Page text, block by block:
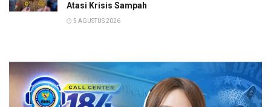
Atasi Krisis Sampah
5 AGUSTUS 2026